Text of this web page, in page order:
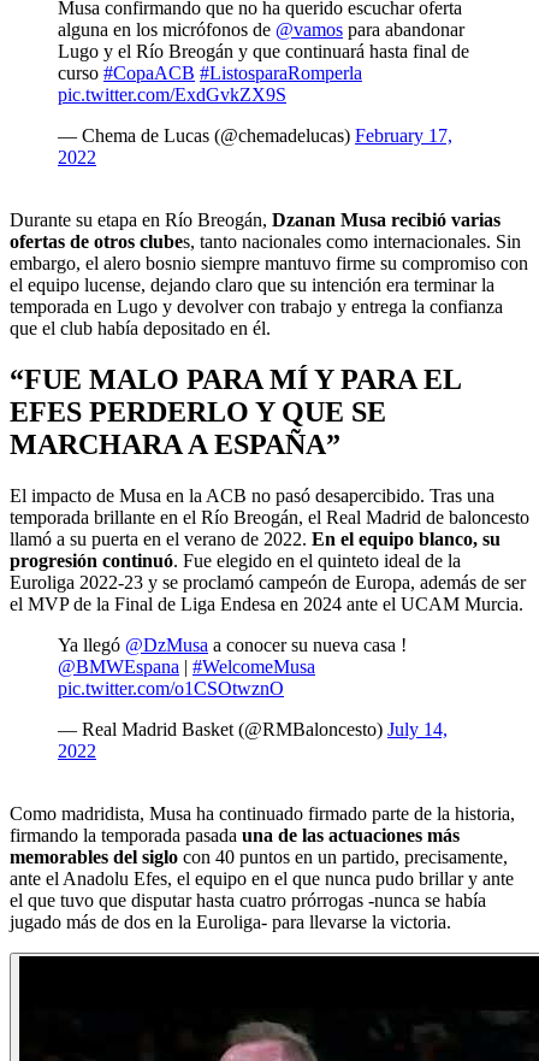
Musa confirmando que no ha querido escuchar oferta
alguna en los micrófonos de @vamos para abandonar
Lugo y el Río Breogán y que continuará hasta final de
curso #CopaACB #ListosparaRomperla
pic.twitter.com/ExdGvkZX9S
— Chema de Lucas (@chemadelucas) February 17,
2022
Durante su etapa en Río Breogán, Dzanan Musa recibió varias
ofertas de otros clubes, tanto nacionales como internacionales. Sin
embargo, el alero bosnio siempre mantuvo firme su compromiso con
el equipo lucense, dejando claro que su intención era terminar la
temporada en Lugo y devolver con trabajo y entrega la confianza
que el club había depositado en él.
“FUE MALO PARA MÍ Y PARA EL
EFES PERDERLO Y QUE SE
MARCHARA A ESPAÑA”
El impacto de Musa en la ACB no pasó desapercibido. Tras una
temporada brillante en el Río Breogán, el Real Madrid de baloncesto
llamó a su puerta en el verano de 2022. En el equipo blanco, su
progresión continuó. Fue elegido en el quinteto ideal de la
Euroliga 2022-23 y se proclamó campeón de Europa, además de ser
el MVP de la Final de Liga Endesa en 2024 ante el UCAM Murcia.
Ya llegó @DzMusa a conocer su nueva casa !
@BMWEspana | #WelcomeMusa
pic.twitter.com/o1CSOtwznO
— Real Madrid Basket (@RMBaloncesto) July 14,
2022
Como madridista, Musa ha continuado firmado parte de la historia,
firmando la temporada pasada una de las actuaciones más
memorables del siglo con 40 puntos en un partido, precisamente,
ante el Anadolu Efes, el equipo en el que nunca pudo brillar y ante
el que tuvo que disputar hasta cuatro prórrogas -nunca se había
jugado más de dos en la Euroliga- para llevarse la victoria.